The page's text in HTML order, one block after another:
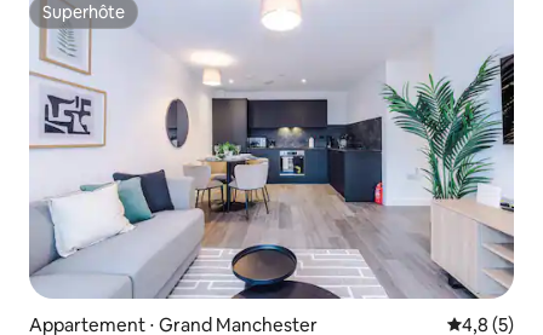
Superhôte
Superhôte
Appartement ⋅ Grand Manchester Évaluation
4,8 (5)